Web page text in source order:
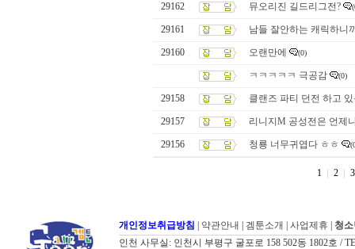
29162 뮤오리진 길드리그전?
29161 남들 잘안하는 캐릭하니
29160 오랜만에 (0)
ㅋㅋㅋㅋㅋ 극공감 (0)
29158 클랜즈 파티 던전 하고
29157 리니지M 공성전은 언제
29156 청룡 너무귀엽다 ㅎㅎ
1 2 3
개인정보취급방침 약관안내 겜툰소개 사업제휴
청
인천 사무실: 인천시 부평구 굴포로 158 502동 1802호 /